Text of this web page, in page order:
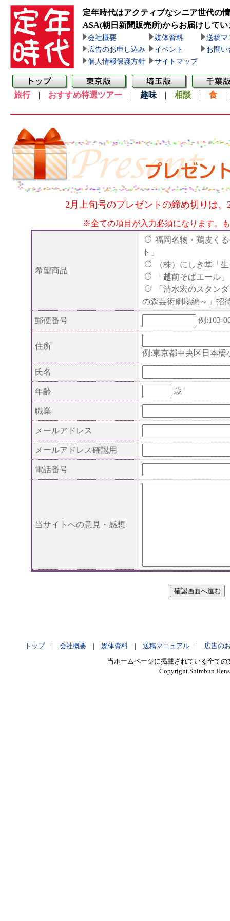
定年時代はアクティブなシニア世代の
ASA(朝日新聞販売所)からお届けしてい
会社概要 媒体資料
送稿マ
広告のお申し込み
イベント
お問い
個人情報保護方針
サイトマップ
旅行| おすすめ特選ツアー | 趣味 | 相談 | 食
2月上旬号のプレゼントの締め切りは
※全ての項目が入力必須になります。
希望商品
福岡名物・鶏皮く
ト」
（株）にしき堂「
「越前そばエール」
「清水宏のスタン
の森芸術劇場編～」招
郵便番号 例:103-
住所
例:東京都中央区日本橋
氏名
年齢 歳
職業
メールアドレス
メールアドレス確認用
電話番号
当サイトへの意見・感想
トップ| 会社概要| 媒体資料| 送稿マニュアル| 広告の
当ホームページに掲載されている全て
Copyright Shimbun